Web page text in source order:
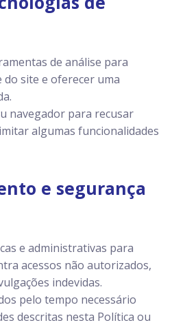
de análise para
site e oferecer uma
navegador para recusar
algumas funcionalidades
e segurança
e administrativas para
acessos não autorizados,
indevidas.
pelo tempo necessário
descritas nesta Política ou